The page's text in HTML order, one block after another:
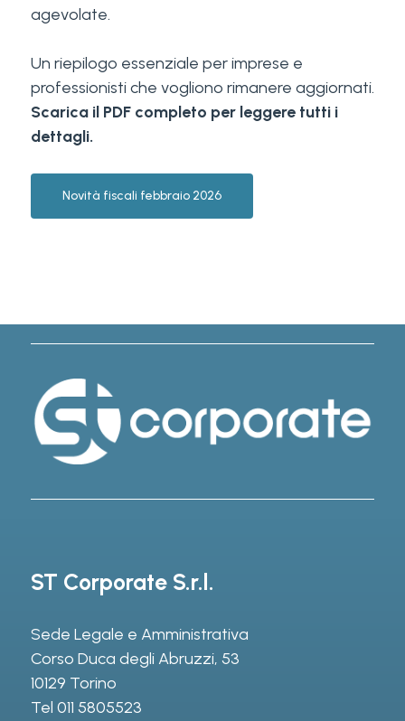
agevolate.
Un riepilogo essenziale per imprese e
professionisti che vogliono rimanere aggiornati.
Scarica il PDF completo per leggere tutti i
dettagli.
Novità fiscali febbraio 2026
ST Corporate S.r.l.
Sede Legale e Amministrativa
Corso Duca degli Abruzzi, 53
10129 Torino
Tel 011 5805523